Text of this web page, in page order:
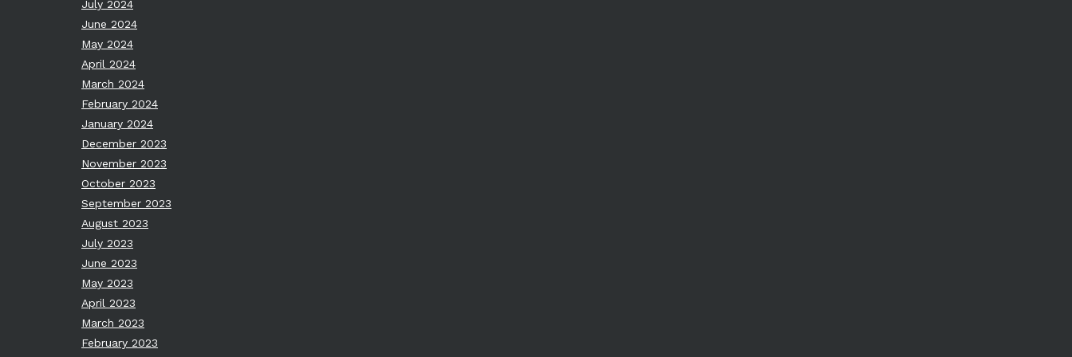
July 2024
June 2024
May 2024
April 2024
March 2024
February 2024
January 2024
December 2023
November 2023
October 2023
September 2023
August 2023
July 2023
June 2023
May 2023
April 2023
March 2023
February 2023